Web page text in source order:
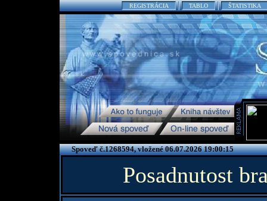
REGISTRÁCIA TABLO ŠTATISTIKA
Spoveď č.1268594, vložené 06.07.2026 19:00:15
Posadnutost